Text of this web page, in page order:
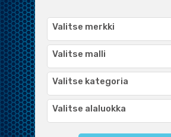
LAAJA VALIKOIMA
Valitse merkki
Valitse malli
Valitse kategoria
Valitse alaluokka